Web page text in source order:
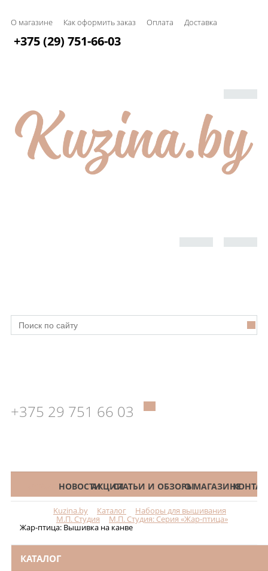
О магазине Как оформить заказ Оплата Доставка
+375 (29) 751-66-03
+375 29 751 66 03
КАТАЛОГНОВОСТИАКЦИИСТАТЬИ И ОБЗОРЫО МАГАЗИНЕ
Kuzina.by Каталог Наборы для вышивания
М.П. Студия М.П. Студия: Серия «Жар-птица»
Жар-птица: Вышивка на канве
КАТАЛОГ